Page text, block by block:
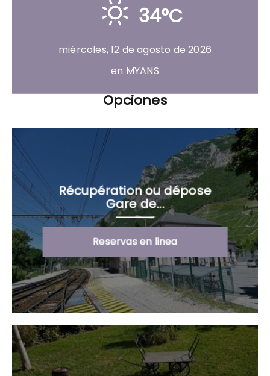
34°C
miércoles, 12 de agosto de 2026
en MYANS
Opciones
Récupération ou dépose
Gare de...
Reservas en linea